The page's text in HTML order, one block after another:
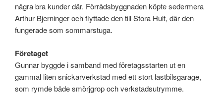
några bra kunder där. Förrådsbyggnaden köpte sedermera
Arthur Bjerninger och flyttade den till Stora Hult, där den
fungerade som sommarstuga.
Företaget
Gunnar byggde i samband med företagsstarten ut en
gammal liten snickarverkstad med ett stort lastbilsgarage,
som rymde både smörjgrop och verkstadsutrymme.